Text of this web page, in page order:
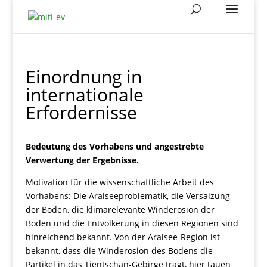
Einordnung in
internationale
Erfordernisse
Bedeutung des Vorhabens und angestrebte
Verwertung der Ergebnisse.
Motivation für die wissenschaftliche Arbeit des
Vorhabens: Die Aralseeproblematik, die Versalzung
der Böden, die klimarelevante Winderosion der
Böden und die Entvölkerung in diesen Regionen sind
hinreichend bekannt. Von der Aralsee-Region ist
bekannt, dass die Winderosion des Bodens die
Partikel in das Tientschan-Gebirge trägt, hier tauen